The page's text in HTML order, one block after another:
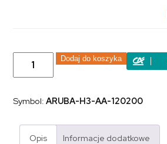
ilość
Materac
piankowy
wysokoelastycznej
120x200
Dodaj do koszyka
Symbol:ARUBA-H3-AA-120200
Opis Informacje dodatkowe